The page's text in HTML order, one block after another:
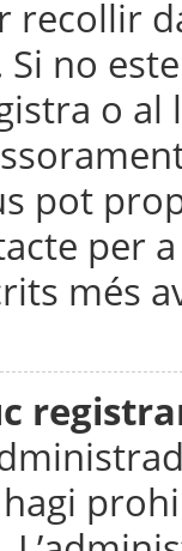
recollir
no
o
pot
per
més